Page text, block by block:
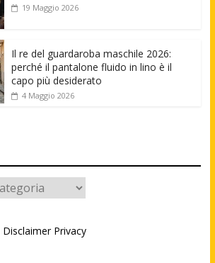
19 Maggio 2026
Il re del guardaroba maschile 2026:
perché il pantalone fluido in lino è il
capo più desiderato
4 Maggio 2026
Disclaimer Privacy